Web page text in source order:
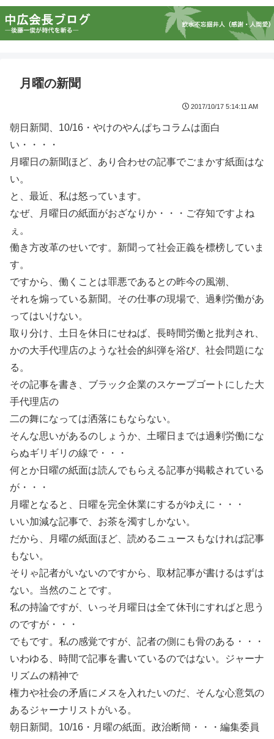
月曜の新聞
2017/10/17 5:14:11 AM
朝日新聞、10/16・やけのやんぱちコラムは面白
い・・・・
月曜日の新聞ほど、あり合わせの記事でごまかす紙面はな
い。
と、最近、私は怒っています。
なぜ、月曜日の紙面がおざなりか・・・ご存知ですよね
ぇ。
働き方改革のせいです。新聞って社会正義を標榜していま
す。
ですから、働くことは罪悪であるとの昨今の風潮、
それを煽っている新聞。その仕事の現場で、過剰労働があ
ってはいけない。
取り分け、土日を休日にせねば、長時間労働と批判され、
かの大手代理店のような社会的糾弾を浴び、社会問題にな
る。
その記事を書き、ブラック企業のスケープゴートにした大
手代理店の
二の舞になっては洒落にもならない。
そんな思いがあるのしょうか、土曜日までは過剰労働にな
らぬギリギリの線で・・・
何とか日曜の紙面は読んでもらえる記事が掲載されている
が・・・
月曜となると、日曜を完全休業にするがゆえに・・・
いい加減な記事で、お茶を濁すしかない。
だから、月曜の紙面ほど、読めるニュースもなければ記事
もない。
そりゃ記者がいないのですから、取材記事が書けるはずは
ない。当然のことです。
私の持論ですが、いっそ月曜日は全て休刊にすればと思う
のですが・・・
でもです。私の感覚ですが、記者の側にも骨のある・・・
いわゆる、時間で記事を書いているのではない。ジャーナ
リズムの精神で
権力や社会の矛盾にメスを入れたいのだ、そんな心意気の
あるジャーナリストがいる。
朝日新聞。10/16・月曜の紙面。政治断簡・・・編集委員